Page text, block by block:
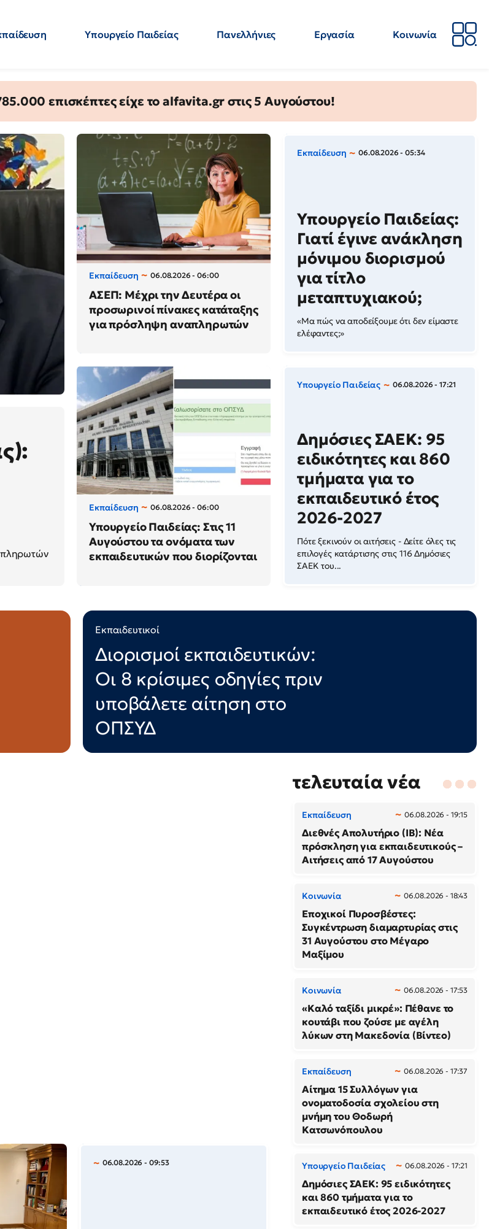
Υπουργείο Παιδείας Πανελλήνιες Εργασία
Κοινωνία
επισκέπτες είχε το alfavita.gr στις 5 Αυγούστου!
Εκπαίδευση 06.08.2026 - 06:00
ΑΣΕΠ: Μέχρι την Δευτέρα οι
προσωρινοί πίνακες κατάταξης
για πρόσληψη αναπληρωτών
Εκπαίδευση 06.08.2026 - 06:00
Υπουργείο Παιδείας: Στις 11
Αυγούστου τα ονόματα των
εκπαιδευτικών που διορίζονται
Εκπαίδευση 06.08.2026 - 05:34
Υπουργείο Παιδείας:
Γιατί έγινε ανάκληση
μόνιμου διορισμού
για τίτλο
μεταπτυχιακού;
«Μα πώς να αποδείξουμε ότι δεν είμαστε
ελέφαντες;»
Υπουργείο Παιδείας 06.08.2026 - 17:21
Δημόσιες ΣΑΕΚ: 95
ειδικότητες και 860
τμήματα για το
εκπαιδευτικό έτος
2026-2027
Πότε ξεκινούν οι αιτήσεις - Δείτε όλες τις
επιλογές κατάρτισης στις 116 Δημόσιες
ΣΑΕΚ του...
Εκπαιδευτικοί
Διορισμοί εκπαιδευτικών:
Οι 8 κρίσιμες οδηγίες πριν
υποβάλετε αίτηση στο
ΟΠΣΥΔ
06.08.2026 - 09:53
τελευταία νέα
Εκπαίδευση 06.08.2026 - 19:15
Διεθνές Απολυτήριο (IB): Νέα
πρόσκληση για εκπαιδευτικούς –
Αιτήσεις από 17 Αυγούστου
Κοινωνία 06.08.2026 - 18:43
Εποχικοί Πυροσβέστες:
Συγκέντρωση διαμαρτυρίας στις
31 Αυγούστου στο Μέγαρο
Μαξίμου
Κοινωνία 06.08.2026 - 17:53
«Καλό ταξίδι μικρέ»: Πέθανε το
κουτάβι που ζούσε με αγέλη
λύκων στη Μακεδονία (Βίντεο)
Εκπαίδευση 06.08.2026 - 17:37
Αίτημα 15 Συλλόγων για
ονοματοδοσία σχολείου στη
μνήμη του Θοδωρή
Κατσωνόπουλου
Υπουργείο Παιδείας 06.08.2026 - 17:21
Δημόσιες ΣΑΕΚ: 95 ειδικότητες
και 860 τμήματα για το
εκπαιδευτικό έτος 2026-2027